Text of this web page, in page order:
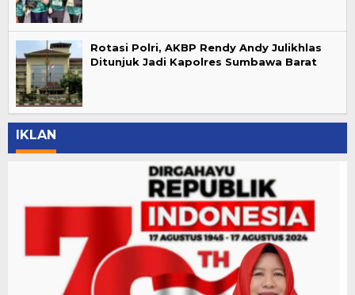
Rotasi Polri, AKBP Rendy Andy Julikhlas
Ditunjuk Jadi Kapolres Sumbawa Barat
IKLAN